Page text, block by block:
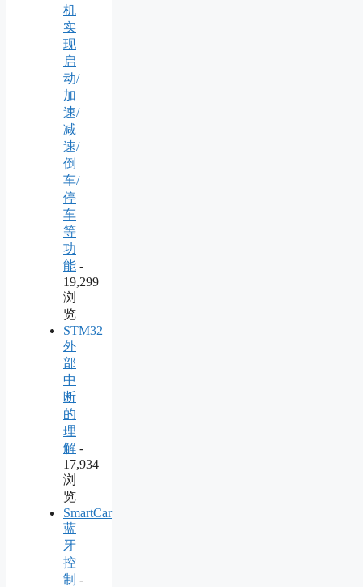
机
实
现
启
动/
加
速/
减
速/
倒
车/
停
车
等
功
能 -
19,299
浏
览
STM32
外
部
中
断
的
理
解 -
17,934
浏
览
SmartCar
蓝
牙
控
制 -